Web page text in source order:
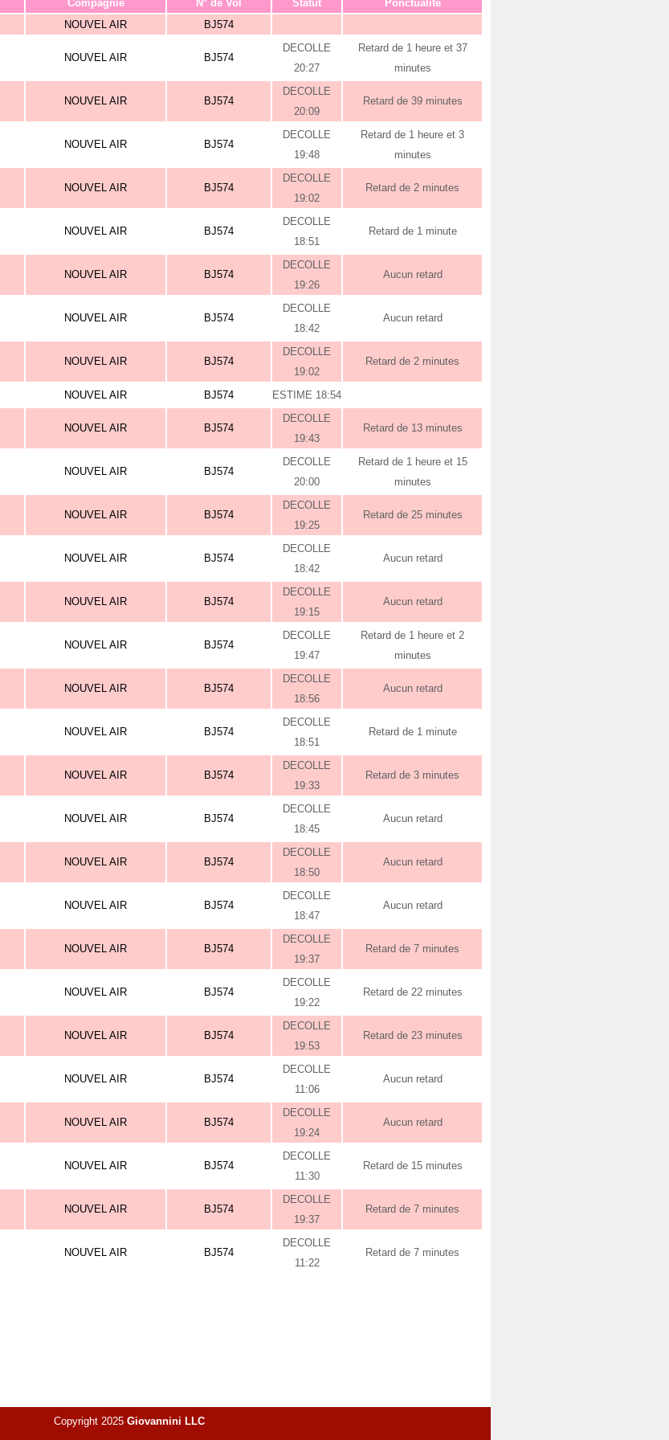
Compagnie N° de Vol Statut
Ponctualité
NOUVEL AIR BJ574
NOUVEL AIR BJ574
DECOLLE
20:27
Retard de 1 heure et 37
minutes
NOUVEL AIR BJ574
DECOLLE
20:09
Retard de 39 minutes
NOUVEL AIR BJ574
DECOLLE
19:48
Retard de 1 heure et 3
minutes
NOUVEL AIR BJ574
DECOLLE
19:02
Retard de 2 minutes
NOUVEL AIR BJ574
DECOLLE
18:51
Retard de 1 minute
NOUVEL AIR BJ574
DECOLLE
19:26
Aucun retard
NOUVEL AIR BJ574
DECOLLE
18:42
Aucun retard
NOUVEL AIR BJ574
DECOLLE
19:02
Retard de 2 minutes
NOUVEL AIR BJ574 ESTIME 18:54
NOUVEL AIR BJ574
DECOLLE
19:43
Retard de 13 minutes
NOUVEL AIR BJ574
DECOLLE
20:00
Retard de 1 heure et 15
minutes
NOUVEL AIR BJ574
DECOLLE
19:25
Retard de 25 minutes
NOUVEL AIR BJ574
DECOLLE
18:42
Aucun retard
NOUVEL AIR BJ574
DECOLLE
19:15
Aucun retard
NOUVEL AIR BJ574
DECOLLE
19:47
Retard de 1 heure et 2
minutes
NOUVEL AIR BJ574
DECOLLE
18:56
Aucun retard
NOUVEL AIR BJ574
DECOLLE
18:51
Retard de 1 minute
NOUVEL AIR BJ574
DECOLLE
19:33
Retard de 3 minutes
NOUVEL AIR BJ574
DECOLLE
18:45
Aucun retard
NOUVEL AIR BJ574
DECOLLE
18:50
Aucun retard
NOUVEL AIR BJ574
DECOLLE
18:47
Aucun retard
NOUVEL AIR BJ574
DECOLLE
19:37
Retard de 7 minutes
NOUVEL AIR BJ574
DECOLLE
19:22
Retard de 22 minutes
NOUVEL AIR BJ574
DECOLLE
19:53
Retard de 23 minutes
NOUVEL AIR BJ574
DECOLLE
11:06
Aucun retard
NOUVEL AIR BJ574
DECOLLE
19:24
Aucun retard
NOUVEL AIR BJ574
DECOLLE
11:30
Retard de 15 minutes
NOUVEL AIR BJ574
DECOLLE
19:37
Retard de 7 minutes
NOUVEL AIR BJ574
DECOLLE
11:22
Retard de 7 minutes
Copyright 2025 Giovannini LLC